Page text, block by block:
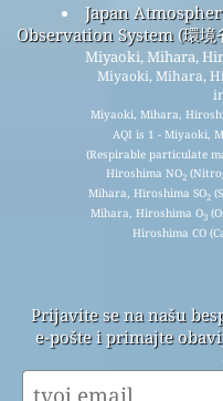
Japan
Observation System (環境
Miyaoki, Mihara,
Miyaoki, Mihara,
Miyaoki, Mihara,
AQI is 1 - Miyaoki,
(Respirable particulate
Hiroshima NO2
Mihara, Hiroshima SO2
Mihara, Hiroshima O3
Hiroshima CO
Prijavite se na našu
e-pošte i primajte